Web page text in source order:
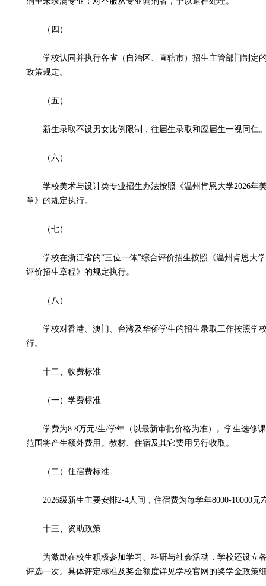
（四）
学校认同并执行各省（自治区、直辖市）招生主管部门制定
政策规定。
（五）
新生录取不设男女比例限制，往届生录取和应届生一视同仁
（六）
学校美术与设计类专业招生办法按照《温州肯恩大学2026年
章》的规定执行。
（七）
学校在浙江省的“三位一体”综合评价招生按照《温州肯恩大学
评价招生章程》的规定执行。
（八）
学校对香港、澳门、台湾及华侨学生的招生录取工作按照学
行。
十二、收费标准
（一）学费标准
学费为8.8万元/生/学年（以最新审批价格为准）。学生选修
范围将产生额外费用。教材、住宿及其它费用另行收取。
（二）住宿费标准
2026级新生主要安排2-4人间，住宿费为每学年8000-10000元
十三、资助政策
为激励在校生积极参加学习、科研与社会活动，学校还设立
评选一次。具体评定标准及奖金额度详见学校官网的奖学金政策